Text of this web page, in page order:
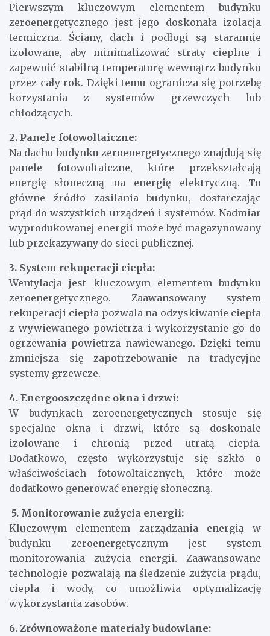
Pierwszym kluczowym elementem budynku
zeroenergetycznego jest jego doskonała izolacja
termiczna. Ściany, dach i podłogi są starannie
izolowane, aby minimalizować straty cieplne i
zapewnić stabilną temperaturę wewnątrz budynku
przez cały rok. Dzięki temu ogranicza się potrzebę
korzystania z systemów grzewczych lub
chłodzących.
2. Panele fotowoltaiczne:
Na dachu budynku zeroenergetycznego znajdują się
panele fotowoltaiczne, które przekształcają
energię słoneczną na energię elektryczną. To
główne źródło zasilania budynku, dostarczając
prąd do wszystkich urządzeń i systemów. Nadmiar
wyprodukowanej energii może być magazynowany
lub przekazywany do sieci publicznej.
3. System rekuperacji ciepła:
Wentylacja jest kluczowym elementem budynku
zeroenergetycznego. Zaawansowany system
rekuperacji ciepła pozwala na odzyskiwanie ciepła
z wywiewanego powietrza i wykorzystanie go do
ogrzewania powietrza nawiewanego. Dzięki temu
zmniejsza się zapotrzebowanie na tradycyjne
systemy grzewcze.
4. Energooszczędne okna i drzwi:
W budynkach zeroenergetycznych stosuje się
specjalne okna i drzwi, które są doskonale
izolowane i chronią przed utratą ciepła.
Dodatkowo, często wykorzystuje się szkło o
właściwościach fotowoltaicznych, które może
dodatkowo generować energię słoneczną.
5. Monitorowanie zużycia energii:
Kluczowym elementem zarządzania energią w
budynku zeroenergetycznym jest system
monitorowania zużycia energii. Zaawansowane
technologie pozwalają na śledzenie zużycia prądu,
ciepła i wody, co umożliwia optymalizację
wykorzystania zasobów.
6. Zrównoważone materiały budowlane: